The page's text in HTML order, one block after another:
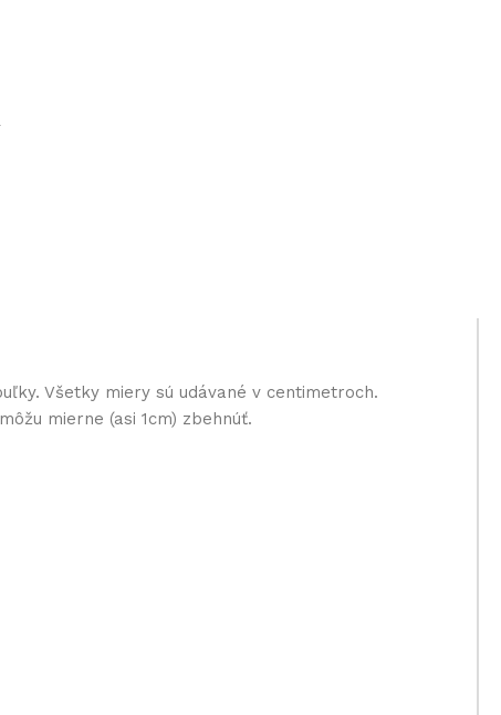
Všetky miery sú udávané v centimetroch.
mierne (asi 1cm) zbehnúť.